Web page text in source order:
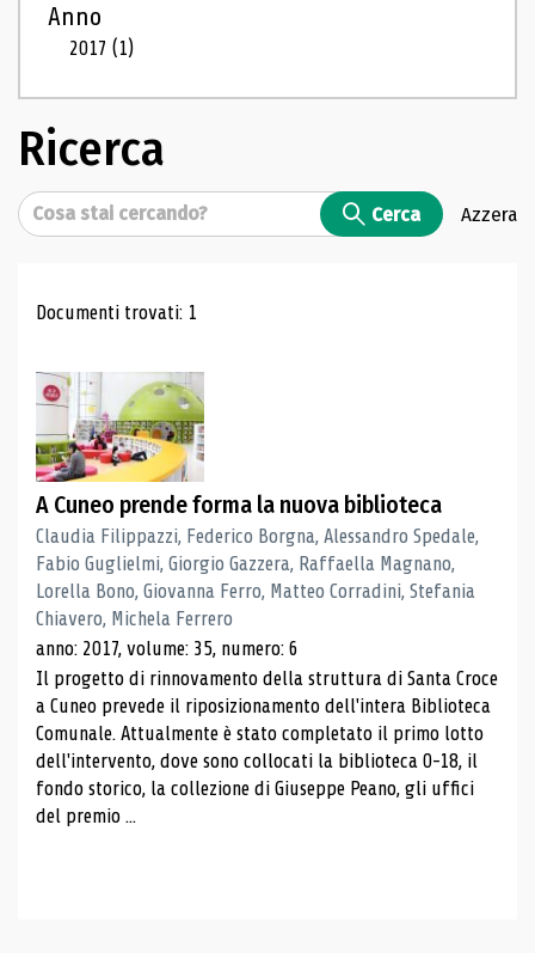
Anno
2017(1)
Ricerca
Cerca Cerca Azzera
Risultati di ricerca
Documenti trovati: 1
A Cuneo prende forma la nuova biblioteca
Claudia Filippazzi, Federico Borgna, Alessandro Spedale,
Fabio Guglielmi, Giorgio Gazzera, Raffaella Magnano,
Lorella Bono, Giovanna Ferro, Matteo Corradini, Stefania
Chiavero, Michela Ferrero
anno: 2017, volume: 35, numero: 6
Il progetto di rinnovamento della struttura di Santa Croce
a Cuneo prevede il riposizionamento dell'intera Biblioteca
Comunale. Attualmente è stato completato il primo lotto
dell'intervento, dove sono collocati la biblioteca 0-18, il
fondo storico, la collezione di Giuseppe Peano, gli uffici
del premio ...